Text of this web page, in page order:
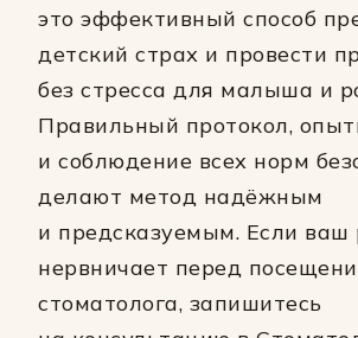
это эффективный способ
детский страх и провести
без стресса для малыша и
Правильный протокол,
и соблюдение всех норм
делают метод надёжным
и предсказуемым. Если ваш
нервничает перед
стоматолога, запишитесь